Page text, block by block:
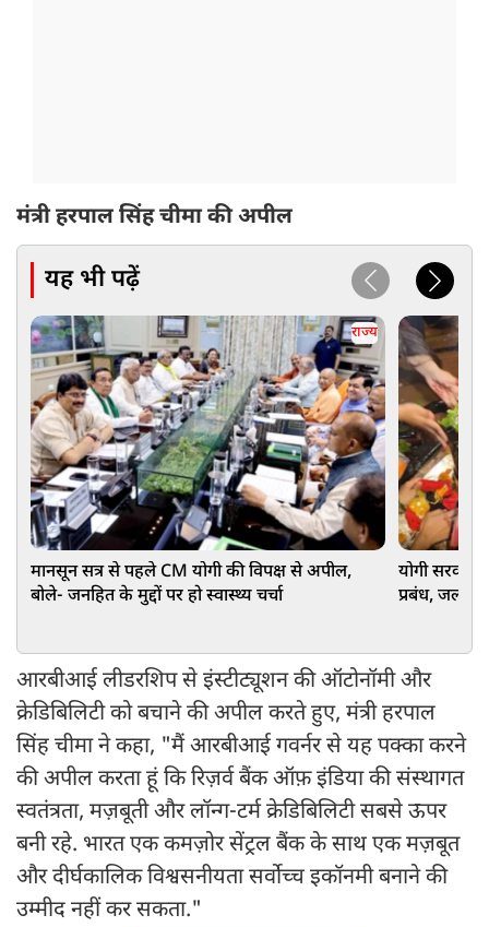
मंत्री हरपाल सिंह चीमा की अपील
यह भी पढ़ें
राज्य
मानसून सत्र से पहले CM योगी की विपक्ष से अपील,
बोले- जनहित के मुद्दों पर हो स्वास्थ्य चर्चा
योगी सरकार
प्रबंध,
आरबीआई लीडरशिप से इंस्टीट्यूशन की ऑटोनॉमी और
क्रेडिबिलिटी को बचाने की अपील करते हुए, मंत्री हरपाल
सिंह चीमा ने कहा, "मैं आरबीआई गवर्नर से यह पक्का करने
की अपील करता हूं कि रिज़र्व बैंक ऑफ़ इंडिया की संस्थागत
स्वतंत्रता, मज़बूती और लॉन्ग-टर्म क्रेडिबिलिटी सबसे ऊपर
बनी रहे. भारत एक कमज़ोर सेंट्रल बैंक के साथ एक मज़बूत
और दीर्घकालिक विश्वसनीयता सर्वोच्च इकॉनमी बनाने की
उम्मीद नहीं कर सकता."